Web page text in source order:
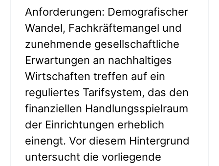
Anforderungen: Demografischer
Wandel, Fachkräftemangel und
zunehmende gesellschaftliche
Erwartungen an nachhaltiges
Wirtschaften treffen auf ein
reguliertes Tarifsystem, das den
finanziellen Handlungsspielraum
der Einrichtungen erheblich
einengt. Vor diesem Hintergrund
untersucht die vorliegende